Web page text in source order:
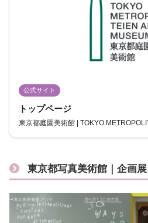
公式サイト
トップページ
東京都庭園美術館 | TOKYO
東京都写真美術館｜企画展